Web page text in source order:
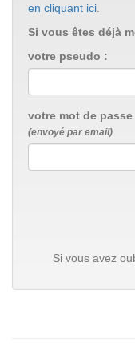
en cliquant ici.
Si vous êtes déjà
votre pseudo :
votre mot de passe
(envoyé par email)
Si vous avez